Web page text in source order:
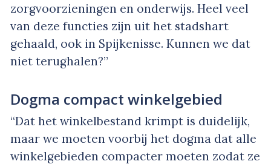
zorgvoorzieningen en onderwijs. Heel veel
van deze functies zijn uit het stadshart
gehaald, ook in Spijkenisse. Kunnen we dat
niet terughalen?”
Dogma compact winkelgebied
“Dat het winkelbestand krimpt is duidelijk,
maar we moeten voorbij het dogma dat alle
winkelgebieden compacter moeten zodat ze